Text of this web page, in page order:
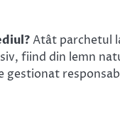
Atât parchetul
fiind din lemn
gestionat